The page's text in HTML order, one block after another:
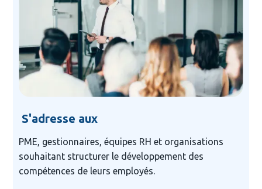
S'adresse aux
PME, gestionnaires, équipes RH et organisations
souhaitant structurer le développement des
compétences de leurs employés.